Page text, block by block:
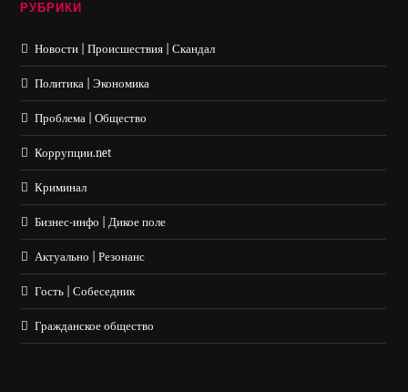
РУБРИКИ
Новости | Происшествия | Скандал
Политика | Экономика
Проблема | Общество
Коррупции.net
Криминал
Бизнес-инфо | Дикое поле
Актуально | Резонанс
Гость | Собеседник
Гражданское общество